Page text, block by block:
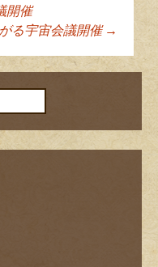
ーショ
開催
る宇宙会議開催→